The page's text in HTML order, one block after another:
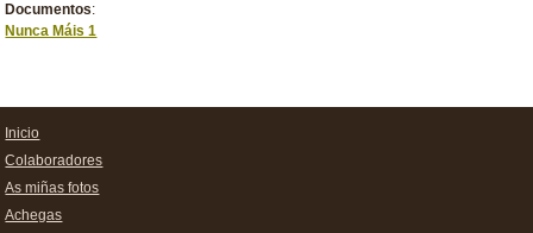
Documentos:
Nunca Máis 1
Inicio
Colaboradores
As miñas fotos
Achegas